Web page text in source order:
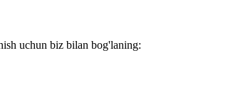
uchun biz bilan bog'laning: